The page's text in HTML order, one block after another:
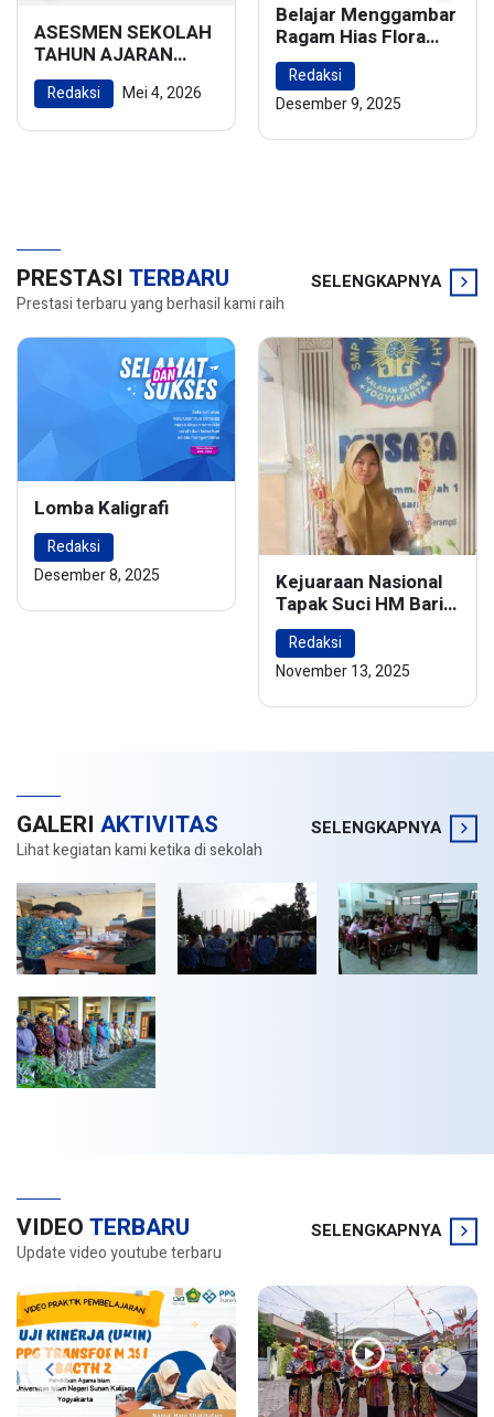
ASESMEN SEKOLAH
TAHUN AJARAN
2025/2026
Redaksi Mei 4, 2026
Belajar Menggambar
Ragam Hias Flora
dan Fauna:
Menghidupkan
Keindahan Alam
Redaksi
Desember 9, 2025
PRESTASI TERBARU
Prestasi terbaru yang berhasil kami raih
SELENGKAPNYA
Lomba Kaligrafi
Redaksi
Desember 8, 2025
Kejuaraan Nasional
Tapak Suci HM Barie
Rsyad Championship
2024
Redaksi
November 13, 2025
GALERI AKTIVITAS
Lihat kegiatan kami ketika di sekolah
SELENGKAPNYA
VIDEOTERBARU
Update video youtube terbaru
SELENGKAPNYA